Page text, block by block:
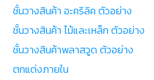
ชั้นวางสินค้า อะคริลิค ตัวอย่าง
ชั้นวางสินค้า ไม้และเหล็ก ตัวอย่าง
ชั้นวางสินค้าพลาสวูด ตัวอย่าง
ตกแต่งภายใน